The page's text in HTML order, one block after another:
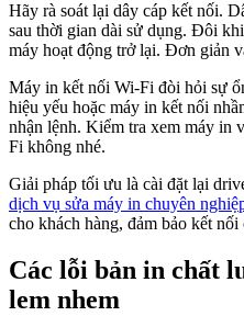
Hãy rà soát lại dây cáp kết nối.
sau thời gian dài sử dụng. Đôi
máy hoạt động trở lại. Đơn giản
Máy in kết nối Wi-Fi đòi hỏi sự
hiệu yếu hoặc máy in kết nối
nhận lệnh. Kiểm tra xem máy in
Fi không nhé.
Giải pháp tối ưu là cài đặt lại
dịch vụ sửa máy in chuyên
cho khách hàng, đảm bảo kết
Các lỗi bản in chất
lem nhem